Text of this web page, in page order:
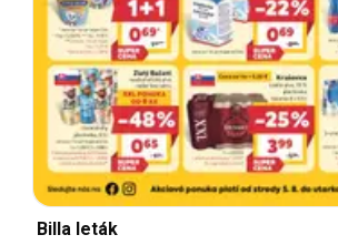
Billa leták